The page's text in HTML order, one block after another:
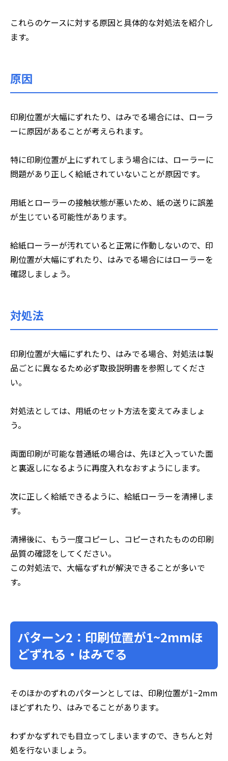
これらのケースに対する原因と具体的な対処法を紹介し
ます。
原因
印刷位置が大幅にずれたり、はみでる場合には、ローラ
ーに原因があることが考えられます。
特に印刷位置が上にずれてしまう場合には、ローラーに
問題があり正しく給紙されていないことが原因です。
用紙とローラーの接触状態が悪いため、紙の送りに誤差
が生じている可能性があります。
給紙ローラーが汚れていると正常に作動しないので、印
刷位置が大幅にずれたり、はみでる場合にはローラーを
確認しましょう。
対処法
印刷位置が大幅にずれたり、はみでる場合、対処法は製
品ごとに異なるため必ず取扱説明書を参照してくださ
い。
対処法としては、用紙のセット方法を変えてみましょ
う。
両面印刷が可能な普通紙の場合は、先ほど入っていた面
と裏返しになるように再度入れなおすようにします。
次に正しく給紙できるように、給紙ローラーを清掃しま
す。
清掃後に、もう一度コピーし、コピーされたものの印刷
品質の確認をしてください。
この対処法で、大幅なずれが解決できることが多いで
す。
パターン2：印刷位置が1~2mmほ
どずれる・はみでる
そのほかのずれのパターンとしては、印刷位置が1~2mm
ほどずれたり、はみでることがあります。
わずかなずれでも目立ってしまいますので、きちんと対
処を行ないましょう。